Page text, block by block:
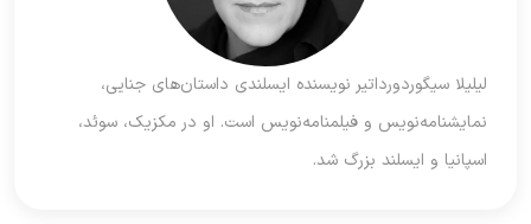
لیلیلا سیگوردورداتیر نویسنده ایسلندی داستان‌های جنایی،
نمایشنامه‌نویس و فیلمنامه‌نویس است. او در مکزیک، سوئد،
اسپانیا و ایسلند بزرگ شد.